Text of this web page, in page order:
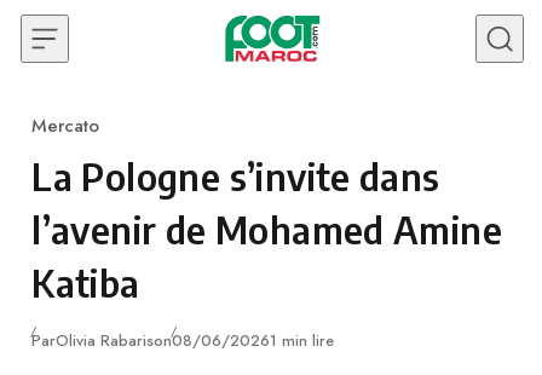
Skip to content
Category
Mercato
La Pologne s’invite dans
l’avenir de Mohamed Amine
Katiba
ParOlivia RabarisonPublié
08/06/20261 min lire